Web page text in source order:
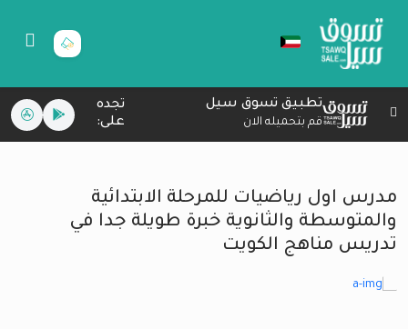
تطبيق تسوق سيل
قم بتحميله الان
تجده
على:
مدرس اول رياضيات للمرحلة الابتدائية
والمتوسطة والثانوية خبرة طويلة جدا في
تدريس مناهج الكويت